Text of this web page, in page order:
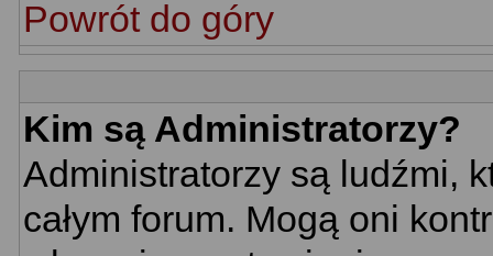
Powrót do góry
Kim są Administratorzy?
Administratorzy są ludźmi,
całym forum. Mogą oni